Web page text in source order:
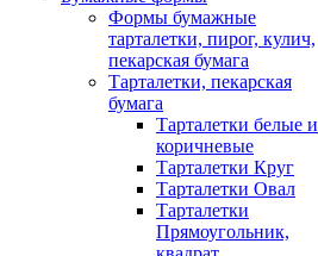
Формы бумажные
тарталетки, пирог, кулич,
пекарская бумага
Тарталетки, пекарская
бумага
Тарталетки белые и
коричневые
Тарталетки Круг
Тарталетки Овал
Тарталетки
Прямоугольник,